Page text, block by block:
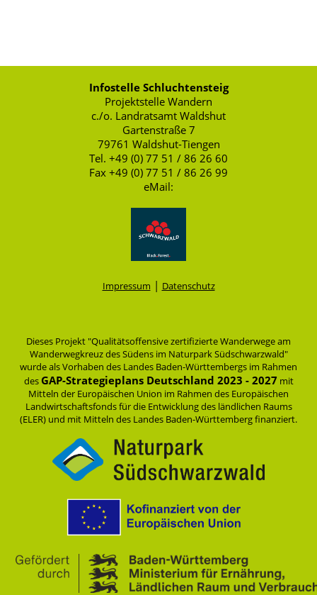
Infostelle Schluchtensteig
Projektstelle Wandern
c./o. Landratsamt Waldshut
Gartenstraße 7
79761 Waldshut-Tiengen
Tel. +49 (0) 77 51 / 86 26 60
Fax +49 (0) 77 51 / 86 26 99
eMail:
Impressum | Datenschutz
Dieses Projekt "Qualitätsoffensive zertifizierte Wanderwege am
Wanderwegkreuz des Südens im Naturpark Südschwarzwald"
wurde als Vorhaben des Landes Baden-Württembergs im Rahmen
des GAP-Strategieplans Deutschland 2023 - 2027 mit
Mitteln der Europäischen Union im Rahmen des Europäischen
Landwirtschaftsfonds für die Entwicklung des ländlichen Raums
(ELER) und mit Mitteln des Landes Baden-Württemberg finanziert.